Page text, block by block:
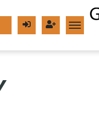
Registrati